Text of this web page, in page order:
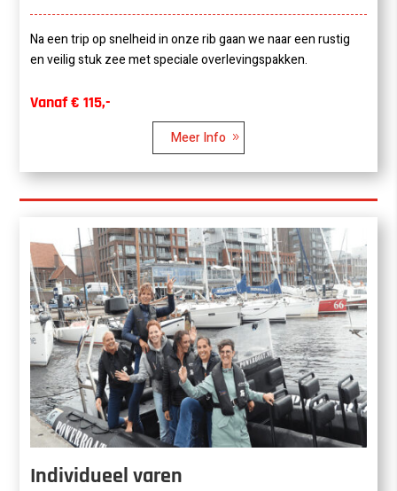
Na een trip op snelheid in onze rib gaan we naar een rustig
en veilig stuk zee met speciale overlevingspakken.
Vanaf € 115,-
Meer Info
Individueel varen